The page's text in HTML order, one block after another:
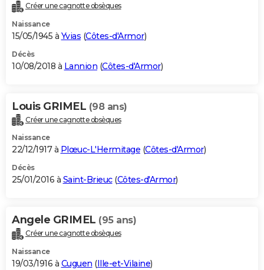
Créer une cagnotte obsèques
Naissance
15/05/1945 à Yvias (Côtes-d'Armor)
Décès
10/08/2018 à Lannion (Côtes-d'Armor)
Louis GRIMEL (98 ans)
Créer une cagnotte obsèques
Naissance
22/12/1917 à Plœuc-L'Hermitage (Côtes-d'Armor)
Décès
25/01/2016 à Saint-Brieuc(Côtes-d'Armor)
Angele GRIMEL (95 ans)
Créer une cagnotte obsèques
Naissance
19/03/1916 à Cuguen (Ille-et-Vilaine)